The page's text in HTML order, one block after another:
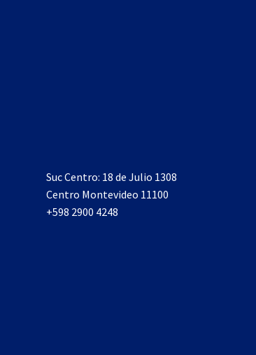
Suc Centro: 18 de Julio 1308
Centro Montevideo 11100
+598 2900 4248